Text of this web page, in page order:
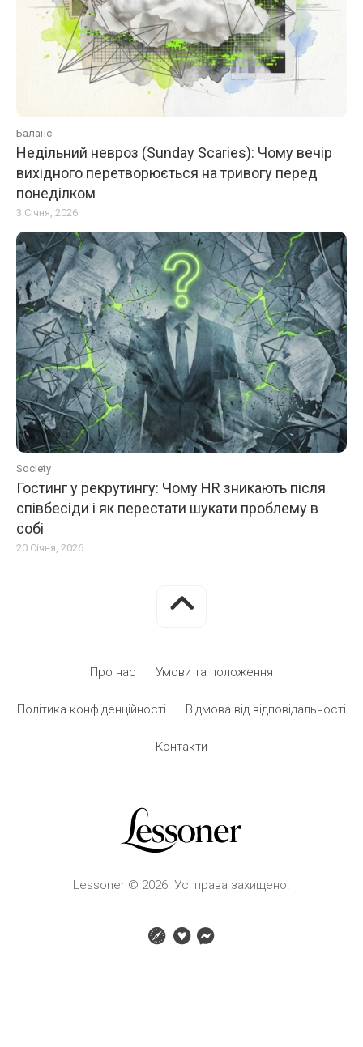
Баланс
Недільний невроз (Sunday Scaries): Чому вечір
вихідного перетворюється на тривогу перед
понеділком
3 Січня, 2026
Society
Гостинг у рекрутингу: Чому HR зникають після
співбесіди і як перестати шукати проблему в
собі
20 Січня, 2026
Поточна
Про нас Умови та положення
Політика конфіденційності Відмова від відповідальності
Контакти
Lessoner © 2026. Усі права захищено.